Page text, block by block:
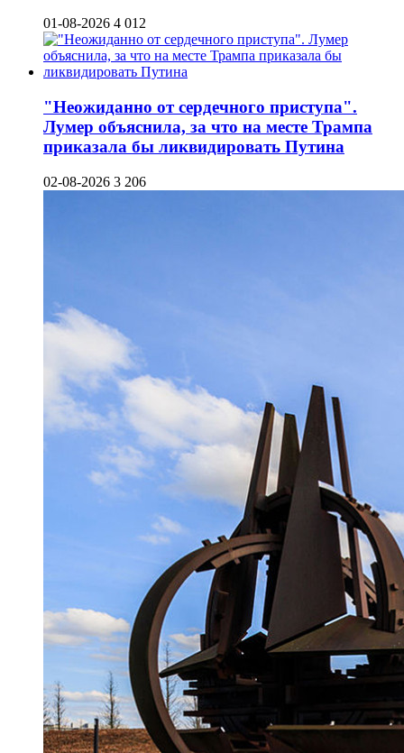
01-08-2026 4 012
"Неожиданно от сердечного приступа".
Лумер объяснила, за что на месте Трампа
приказала бы ликвидировать Путина
02-08-2026 3 206